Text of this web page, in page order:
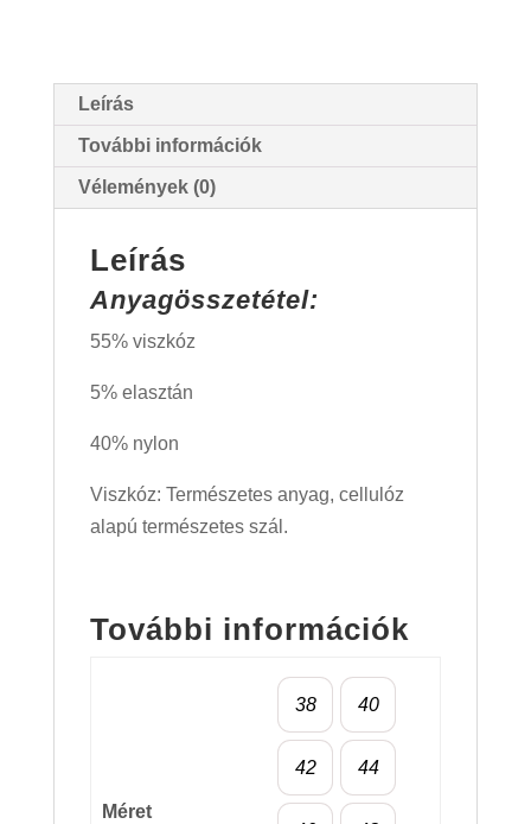
Leírás
További információk
Vélemények (0)
Leírás
Anyagösszetétel:
55% viszkóz
5% elasztán
40% nylon
Viszkóz: Természetes anyag, cellulóz
alapú természetes szál.
További információk
Méret
38 40
42 44